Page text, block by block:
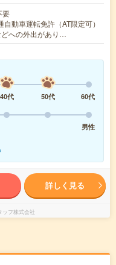
要
動車運転免許（AT限定可）
への外出があり…
40代 50代
60代
男性
詳しく見る
フ株式会社